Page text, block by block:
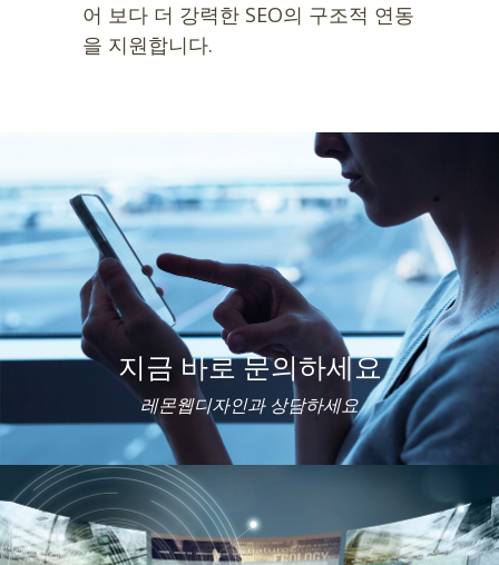
어 보다 더 강력한 SEO의 구조적 연동
을 지원합니다.
지금 바로 문의하세요
레몬웹디자인과 상담하세요